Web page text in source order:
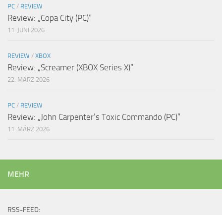
PC / REVIEW
Review: „Copa City (PC)“
11. JUNI 2026
REVIEW / XBOX
Review: „Screamer (XBOX Series X)“
22. MÄRZ 2026
PC / REVIEW
Review: „John Carpenter’s Toxic Commando (PC)“
11. MÄRZ 2026
MEHR
RSS-FEED: